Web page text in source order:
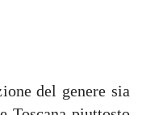
del genere sia